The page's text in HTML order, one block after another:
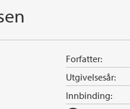
Forfatter:
Innbinding:
Utgivelsesår: